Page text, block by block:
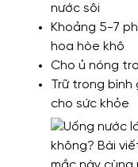
nước sôi
Khoảng 5-7
hoa hòe khô
Cho ủ nóng
Trữ trong
cho sức khỏe